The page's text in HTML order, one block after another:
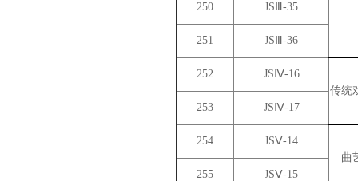
250 JSⅢ-35
251 JSⅢ-36
252
JSⅣ-16
传统
253
JSⅣ-17
254
JSⅤ-14
曲
255
JSⅤ-15